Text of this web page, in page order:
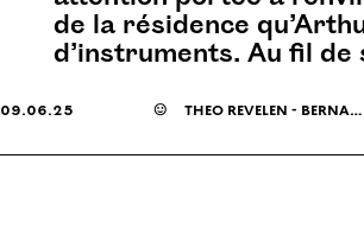
de la résidence
d’instruments. Au fil
09.06.25 ☺ théo revelen - bernard - arthur chambry